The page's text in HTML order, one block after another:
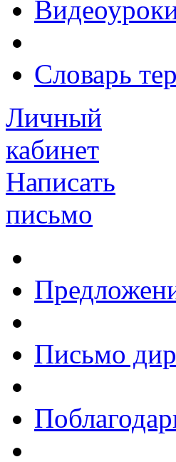
Словарь
Личный
кабинет
Написать
письмо
Письмо